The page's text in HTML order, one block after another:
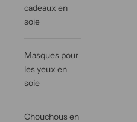
cadeaux en
soie
Masques pour
les yeux en
soie
Chouchous en